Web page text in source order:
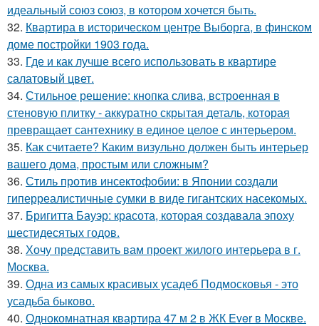
идеальный союз союз, в котором хочется быть.
32. Квартира в историческом центре Выборга, в финском
доме постройки 1903 года.
33. Где и как лучше всего использовать в квартире
салатовый цвет.
34. Стильное решение: кнопка слива, встроенная в
стеновую плитку - аккуратно скрытая деталь, которая
превращает сантехнику в единое целое с интерьером.
35. Как считаете? Каким визульно должен быть интерьер
вашего дома, простым или сложным?
36. Стиль против инсектофобии: в Японии создали
гиперреалистичные сумки в виде гигантских насекомых.
37. Бригитта Бауэр: красота, которая создавала эпоху
шестидесятых годов.
38. Хочу представить вам проект жилого интерьера в г.
Москва.
39. Одна из самых красивых усадеб Подмосковья - это
усадьба быково.
40. Однокомнатная квартира 47 м 2 в ЖК Ever в Москве.